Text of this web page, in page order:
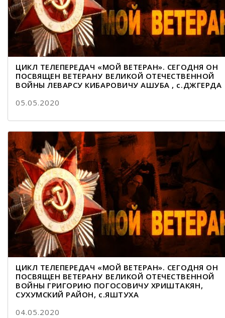
ЦИКЛ ТЕЛЕПЕРЕДАЧ «МОЙ ВЕТЕРАН». СЕГОДНЯ ОН
ПОСВЯЩЕН ВЕТЕРАНУ ВЕЛИКОЙ ОТЕЧЕСТВЕННОЙ
ВОЙНЫ ЛЕВАРСУ КИБАРОВИЧУ АШУБА , с.ДЖГЕРДА
05.05.2020
ЦИКЛ ТЕЛЕПЕРЕДАЧ «МОЙ ВЕТЕРАН». СЕГОДНЯ ОН
ПОСВЯЩЕН ВЕТЕРАНУ ВЕЛИКОЙ ОТЕЧЕСТВЕННОЙ
ВОЙНЫ ГРИГОРИЮ ПОГОСОВИЧУ ХРИШТАКЯН,
СУХУМСКИЙ РАЙОН, с.ЯШТУХА
04.05.2020